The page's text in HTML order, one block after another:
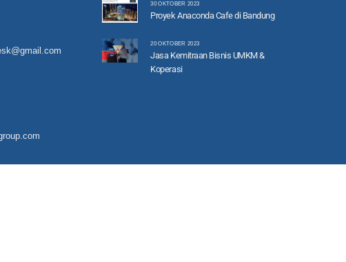
30 OKTOBER 2023
Proyek Anaconda Cafe di Bandung
20 OKTOBER 2023
Jasa Kemitraan Bisnis UMKM &
Koperasi